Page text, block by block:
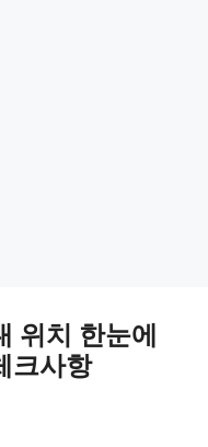
위치 한눈에
크사항